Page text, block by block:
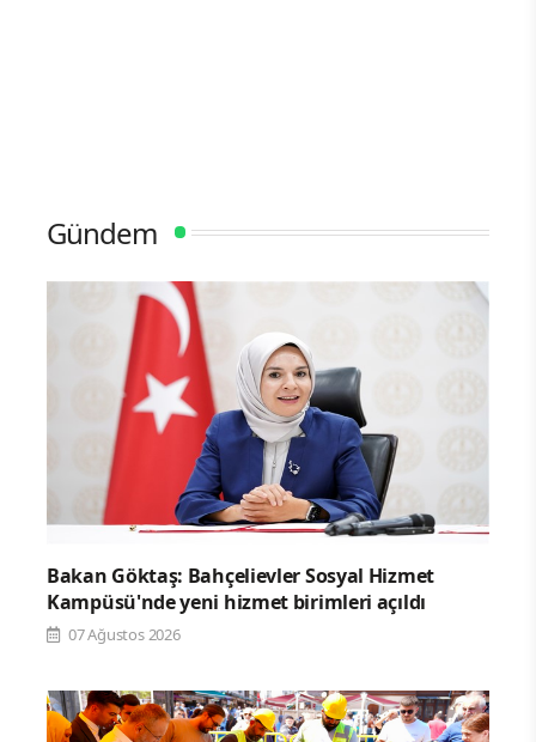
Gündem
Bakan Göktaş: Bahçelievler Sosyal Hizmet
Kampüsü'nde yeni hizmet birimleri açıldı
07 Ağustos 2026